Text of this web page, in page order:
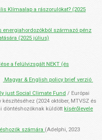
Klímaalap a rászorulókat? (2025
energiahordozókból származó pénz
(2025 július)
a felülvizsgált NEKT (és
Magyar & English policy brief verzió
just Social Climate Fund / Európai
(2024 október, MTVSZ és
döntéshozóknak küldöttkísérőlevele
számára (Adelphi, 2023